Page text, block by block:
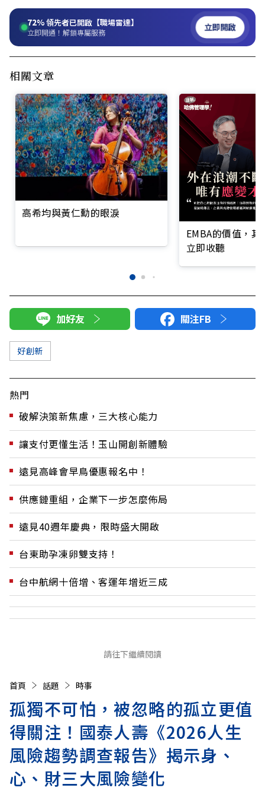
72%領先者已開啟【職場雷達】
立即開通！解鎖專屬服務 立即開啟
相關文章
高希均與黃仁勳的眼淚
EMBA的價值，
立即收聽
加好友 關注FB
好創新
熱門
破解決策新焦慮，三大核心能力
讓支付更懂生活！玉山開創新體驗
遠見高峰會早鳥優惠報名中！
供應鏈重組，企業下一步怎麼佈局
遠見40週年慶典，限時盛大開啟
台東助孕凍卵雙支持！
台中航網十倍增、客運年增近三成
請往下繼續閱讀
首頁 話題 時事
孤獨不可怕，被忽略的孤立更值
得關注！國泰人壽《2026人生
風險趨勢調查報告》揭示身、
心、財三大風險變化